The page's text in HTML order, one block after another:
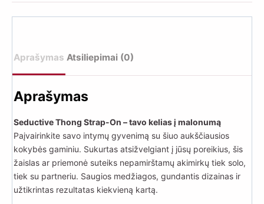
Aprašymas Atsiliepimai (0)
Aprašymas
Seductive Thong Strap-On – tavo kelias į malonumą
Paįvairinkite savo intymų gyvenimą su šiuo aukščiausios
kokybės gaminiu. Sukurtas atsižvelgiant į jūsų poreikius, šis
žaislas ar priemonė suteiks nepamirštamų akimirkų tiek solo,
tiek su partneriu. Saugios medžiagos, gundantis dizainas ir
užtikrintas rezultatas kiekvieną kartą.